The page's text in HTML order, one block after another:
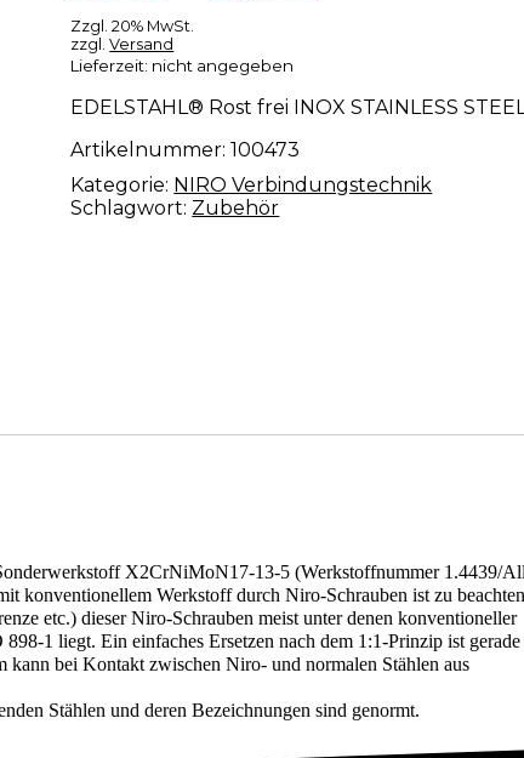
Zzgl. 20% MwSt.
zzgl.Versand
Lieferzeit: nicht angegeben
EDELSTAHL® Rost frei INOX STAINLESS
Artikelnummer:100473
Kategorie: NIRO Verbindungstechnik
Schlagwort: Zubehör
X2CrNiMoN17-13-5 (Werkstoffnummer 1.4439/
konventionellem Werkstoff durch Niro-Schrauben ist zu
etc.) dieser Niro-Schrauben meist unter denen konventioneller
1 liegt. Ein einfaches Ersetzen nach dem 1:1-Prinzip ist gerade
kann bei Kontakt zwischen Niro- und normalen Stählen aus
Stählen und deren Bezeichnungen sind genormt.